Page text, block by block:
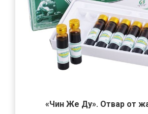
«Чин Же Ду». Отвар от